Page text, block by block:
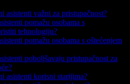
asistenti važni za pristupačnost?
pomažu osobama s
tehnologiju?
pomažu osobama s oštećenjem
poboljšavaju pristupačnost za
asistenti korisni starijima?